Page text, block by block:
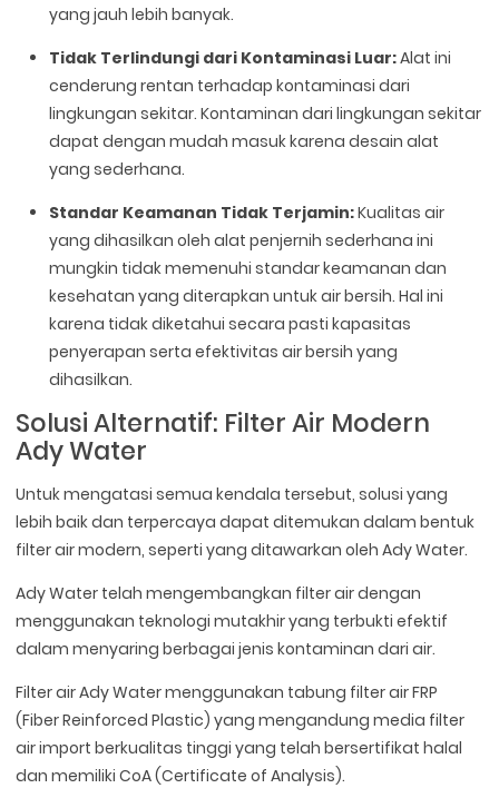
yang jauh lebih banyak.
Tidak Terlindungi dari Kontaminasi Luar:Alat ini
cenderung rentan terhadap kontaminasi dari
lingkungan sekitar. Kontaminan dari lingkungan sekitar
dapat dengan mudah masuk karena desain alat
yang sederhana.
Standar Keamanan Tidak Terjamin:Kualitas air
yang dihasilkan oleh alat penjernih sederhana ini
mungkin tidak memenuhi standar keamanan dan
kesehatan yang diterapkan untuk air bersih. Hal ini
karena tidak diketahui secara pasti kapasitas
penyerapan serta efektivitas air bersih yang
dihasilkan.
Solusi Alternatif: Filter Air Modern
Ady Water
Untuk mengatasi semua kendala tersebut, solusi yang
lebih baik dan terpercaya dapat ditemukan dalam bentuk
filter air modern, seperti yang ditawarkan oleh Ady Water.
Ady Water telah mengembangkan filter air dengan
menggunakan teknologi mutakhir yang terbukti efektif
dalam menyaring berbagai jenis kontaminan dari air.
Filter air Ady Water menggunakan tabung filter air FRP
(Fiber Reinforced Plastic) yang mengandung media filter
air import berkualitas tinggi yang telah bersertifikat halal
dan memiliki CoA (Certificate of Analysis).